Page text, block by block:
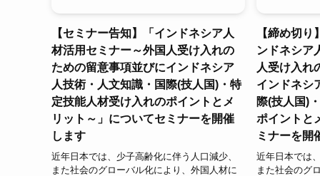
【セミナー告知】「インドネシア人
材活用セミナー～外国人受け入れの
ための留意事項並びにインドネシア
人技術・人文知識・国際(技人国)・特
定技能人材受け入れのポイントとメ
リット～」についてセミナーを開催
します
近年日本では、少子高齢化に伴う人口減少、
また社会のグローバル化により、外国人材に
【締め切
ンドネシア
人受け入れ
インドネシ
際(技人国)
ポイントと
ミナーを開
近年日本では
また社会のグ